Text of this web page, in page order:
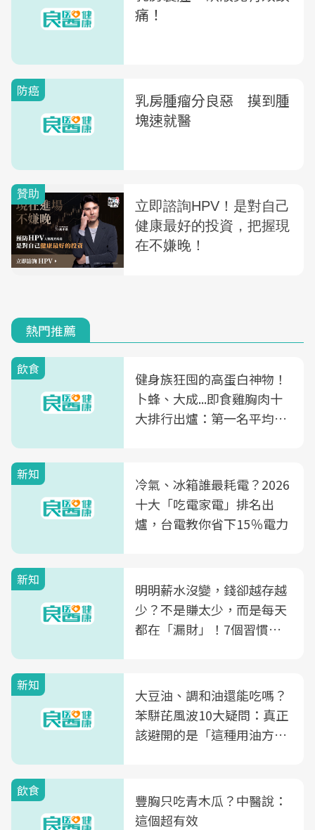
痛！
防癌
乳房腫瘤分良惡 摸到腫
塊速就醫
熱門推薦
飲食
健身族狂囤的高蛋白神物！
卜蜂、大成...即食雞胸肉十
大排行出爐：第一名平均一
新知
冷氣、冰箱誰最耗電？2026
十大「吃電家電」排名出
爐，台電教你省下15％電力
新知
明明薪水沒變，錢卻越存越
少？不是賺太少，而是每天
都在「漏財」！7個習慣一
新知
大豆油、調和油還能吃嗎？
苯駢芘風波10大疑問：真正
該避開的是「這種用油方
飲食
豐胸只吃青木瓜？中醫說：
這個超有效